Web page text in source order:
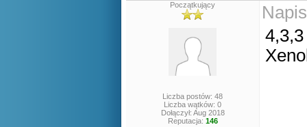
Początkujący
Liczba postów: 48
Liczba wątków: 0
Dołączył: Aug 2018
Reputacja: 146
4,3,3